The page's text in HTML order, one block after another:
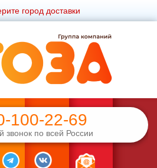
город доставки
100-22-69
звонок по всей России